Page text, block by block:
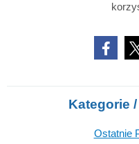
Kategorie
Ostatnie